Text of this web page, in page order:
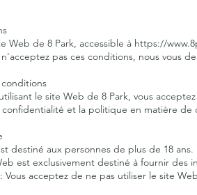
Web de 8 Park, accessible à https://
pas ces conditions, nous vous
le site Web de 8 Park, vous
et la politique en matière de
destiné aux personnes de plus de 18
est exclusivement destiné à fournir des
acceptez de ne pas utiliser le site